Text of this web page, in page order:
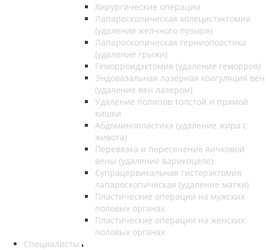
Хирургические операции
Лапароскопическая холецистэктомия
(удаление желчного пузыря)
Лапароскопическая герниопоастика
(удаление грыжи)
Геморроидэктомия (удаление геморроя)
Эндовазальная лазерная коагуляция вен
(удаление вен лазером)
Удаление полипов толстой и прямой
кишки
Абдоминопластика (удаление жира с
живота)
Перевязка и пересечение яичковой
вены (удаление варикоцеле)
Супрацервикальная гистерэктомия
лапароскопическая (удаление матки)
Пластические операции на мужских
половых органах
Пластические операции на женских
половых органах
Специалисты